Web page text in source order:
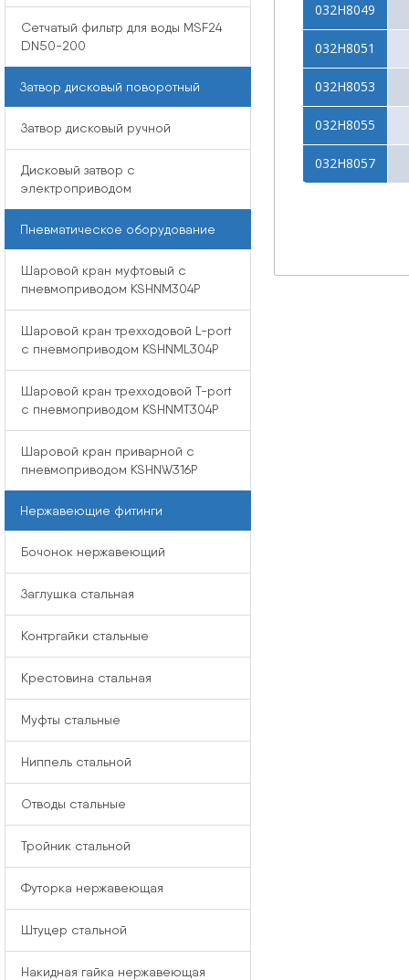
032Н8049
032Н8051
032Н8053
032Н8055
032Н8057
Сетчатый фильтр для воды MSF24
DN50-200
Затвор дисковый поворотный
Затвор дисковый ручной
Дисковый затвор с
электроприводом
Пневматическое оборудование
Шаровой кран муфтовый с
пневмоприводом KSHNM304P
Шаровой кран трехходовой L-port
с пневмоприводом KSHNML304P
Шаровой кран трехходовой T-port
с пневмоприводом KSHNMT304P
Шаровой кран приварной с
пневмоприводом KSHNW316P
Нержавеющие фитинги
Бочонок нержавеющий
Заглушка стальная
Контргайки стальные
Крестовина стальная
Муфты стальные
Ниппель стальной
Отводы стальные
Тройник стальной
Футорка нержавеющая
Штуцер стальной
Накидная гайка нержавеющая